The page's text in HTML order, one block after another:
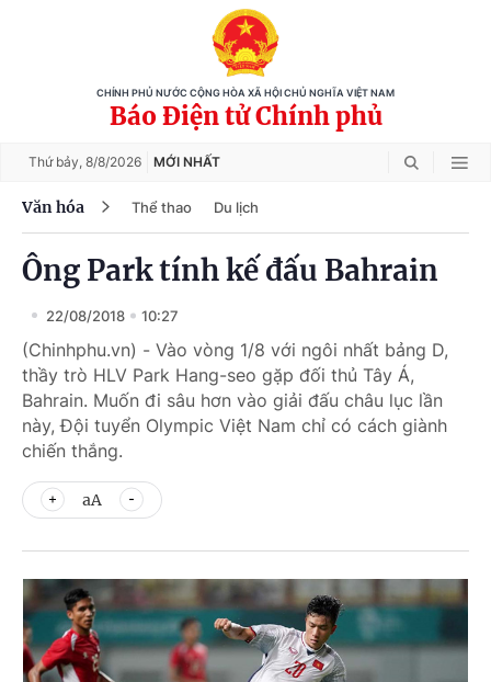
CHÍNH PHỦ NƯỚC CỘNG HÒA XÃ HỘI CHỦ NGHĨA VIỆT NAM
Báo Điện tử Chính phủ
Thứ bảy, 8/8/2026 MỚI NHẤT
Văn hóa Thể thao Du lịch
Ông Park tính kế đấu Bahrain
22/08/2018 10:27
(Chinhphu.vn) - Vào vòng 1/8 với ngôi nhất bảng D,
thầy trò HLV Park Hang-seo gặp đối thủ Tây Á,
Bahrain. Muốn đi sâu hơn vào giải đấu châu lục lần
này, Đội tuyển Olympic Việt Nam chỉ có cách giành
chiến thắng.
aA